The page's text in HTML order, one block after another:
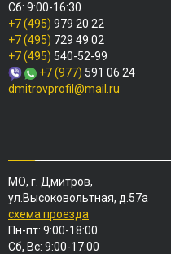
Сб: 9:00-16:30
+7 (495) 979 20 22
+7 (495) 729 49 02
+7 (495) 540-52-99
+7 (977) 591 06 24
dmitrovprofil@mail.ru
МО, г. Дмитров,
ул.Высоковольтная, д.57а
схема проезда
Пн-пт: 9:00-18:00
Сб, Вс: 9:00-17:00